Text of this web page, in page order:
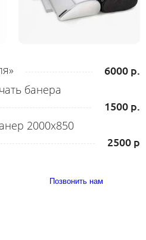
6000 р.
банера
1500 р.
2000х850
2500 р
Позвонить нам